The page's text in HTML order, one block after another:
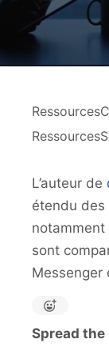
L’auteur de
étendu des
notamment
sont
Messenger
Spread the